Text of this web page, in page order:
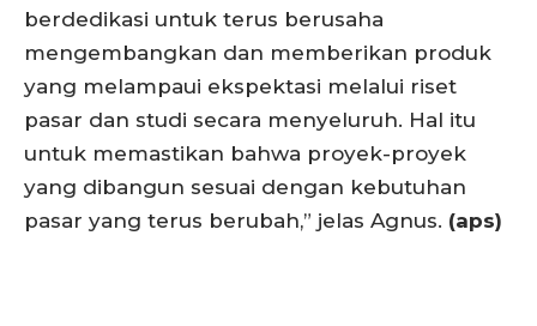
berdedikasi untuk terus berusaha
mengembangkan dan memberikan produk
yang melampaui ekspektasi melalui riset
pasar dan studi secara menyeluruh. Hal itu
untuk memastikan bahwa proyek-proyek
yang dibangun sesuai dengan kebutuhan
pasar yang terus berubah,” jelas Agnus. (aps)